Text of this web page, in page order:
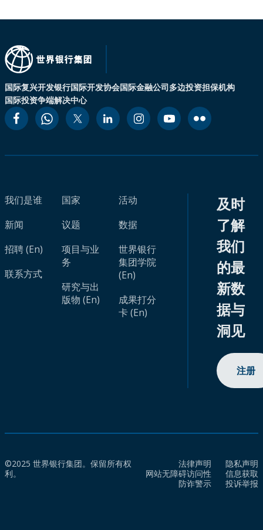
国际复兴开发银行国际开发协会国际金融公司多边投资担保机构
国际投资争端解决中心
我们是谁
新闻
招聘 (En)
联系方式
国家
议题
项目与业
务
研究与出
版物 (En)
活动
数据
世界银行
集团学院
(En)
成果打分
卡 (En)
及时
了解
我们
的最
新数
据与
洞见
注册
©2025 世界银行集团。保留所有权
利。
法律声明
隐私声明
网站无障碍访问性
信息获取
防诈警示
投诉举报